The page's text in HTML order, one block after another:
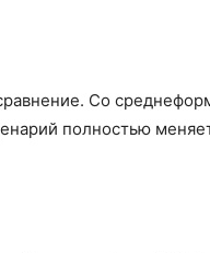
Со
полностью